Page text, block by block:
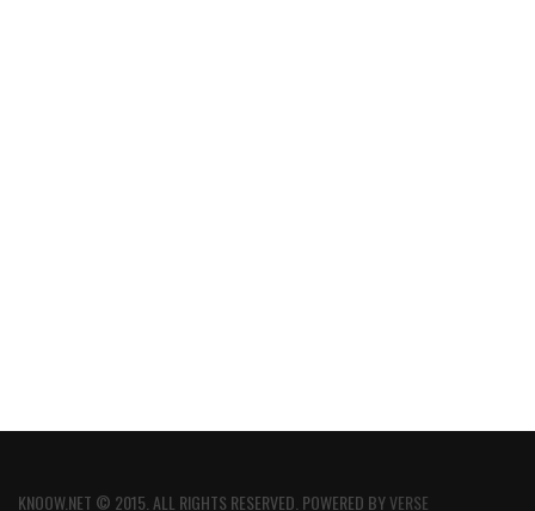
KNOOW.NET © 2015. ALL RIGHTS RESERVED. POWERED BYVERSE